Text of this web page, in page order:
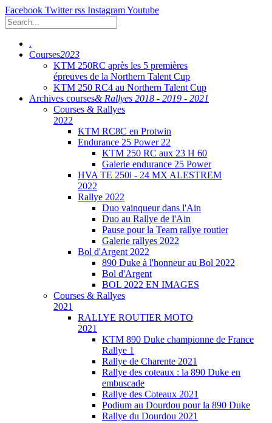
Facebook Twitter rss InstagramYoutube
.
Courses2023
KTM 250RC après les 5 premières
épreuves de la Northern Talent Cup
KTM 250 RC4 au Northern Talent Cup
Archives courses& Rallyes 2018 - 2019 - 2021
Courses & Rallyes
2022
KTM RC8C en Protwin
Endurance 25 Power 22
KTM 250 RC aux 23 H 60
Galerie endurance 25 Power
HVA TE 250i - 24 MX ALESTREM
2022
Rallye 2022
Duo vainqueur dans l'Ain
Duo au Rallye de l'Ain
Pause pour la Team rallye routier
Galerie rallyes 2022
Bol d'Argent 2022
890 Duke à l'honneur au Bol 2022
Bol d'Argent
BOL 2022 EN IMAGES
Courses & Rallyes
2021
RALLYE ROUTIER MOTO
2021
KTM 890 Duke championne de France
Rallye 1
Rallye de Charente 2021
Rallye des coteaux : la 890 Duke en
embuscade
Rallye des Coteaux 2021
Podium au Dourdou pour la 890 Duke
Rallye du Dourdou 2021